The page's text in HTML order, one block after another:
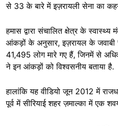
से 33 के बारे में इज़रायली सेना का
हमास द्वारा संचालित क्षेत्र के स्वास्थ्य
आंकड़ों के अनुसार, इज़रायल के
41,495 लोग मारे गए हैं, जिनमें से
ने इन आंकड़ों को विश्वसनीय बताया है.
हालांकि यह वीडियो जून 2012 में
पूर्व में सीरियाई शहर ज़माल्का में एक